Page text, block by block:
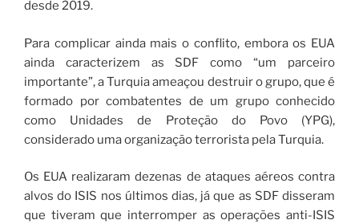
desde 2019.
Para complicar ainda mais o conflito, embora os EUA
ainda caracterizem as SDF como “um parceiro
importante”, a Turquia ameaçou destruir o grupo, que é
formado por combatentes de um grupo conhecido
como Unidades de Proteção do Povo (YPG),
considerado uma organização terrorista pela Turquia.
Os EUA realizaram dezenas de ataques aéreos contra
alvos do ISIS nos últimos dias, já que as SDF disseram
que tiveram que interromper as operações anti-ISIS